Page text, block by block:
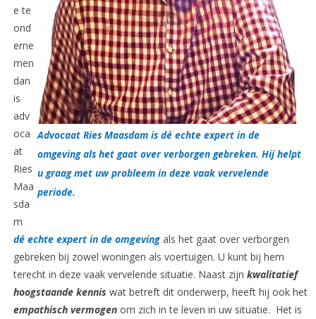
Advocaat Ries Maasdam is dé echte expert in de
omgeving als het gaat over verborgen gebreken. Hij helpt
u graag met uw probleem in deze vaak vervelende
periode.
e te
ond
erne
men
dan
is
adv
oca
at
Ries
Maa
sda
m
dé echte expert in de omgeving als het gaat over verborgen
gebreken bij zowel woningen als voertuigen. U kunt bij hem
terecht in deze vaak vervelende situatie. Naast zijn kwalitatief
hoogstaande kennis wat betreft dit onderwerp, heeft hij ook het
empathisch vermogenom zich in te leven in uw situatie. Het is